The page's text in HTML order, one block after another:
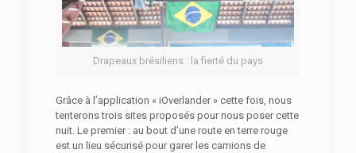
Drapeaux brésiliens : la fierté du pays
Grâce à l’application « iOverlander » cette fois, nous
tenterons trois sites proposés pour nous poser cette
nuit. Le premier : au bout d’une route en terre rouge
est un lieu sécurisé pour garer les camions de